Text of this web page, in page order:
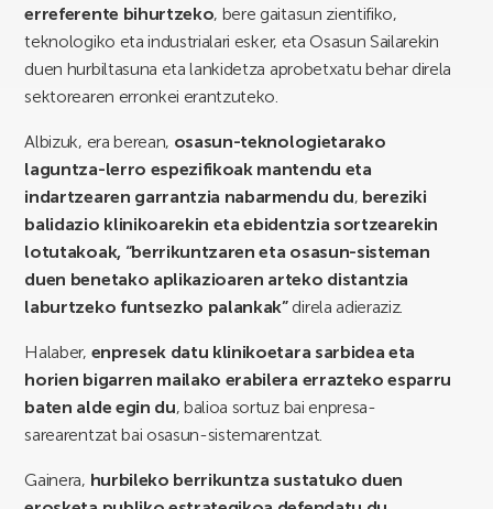
erreferente bihurtzeko, bere gaitasun zientifiko,
teknologiko eta industrialari esker, eta Osasun Sailarekin
duen hurbiltasuna eta lankidetza aprobetxatu behar direla
sektorearen erronkei erantzuteko.
Albizuk, era berean, osasun-teknologietarako
laguntza-lerro espezifikoak mantendu eta
indartzearen garrantzia nabarmendu du, bereziki
balidazio klinikoarekin eta ebidentzia sortzearekin
lotutakoak, “berrikuntzaren eta osasun-sisteman
duen benetako aplikazioaren arteko distantzia
laburtzeko funtsezko palankak”direla adieraziz.
Halaber, enpresek datu klinikoetara sarbidea eta
horien bigarren mailako erabilera errazteko esparru
baten alde egin du, balioa sortuz bai enpresa-
sarearentzat bai osasun-sistemarentzat.
Gainera, hurbileko berrikuntza sustatuko duen